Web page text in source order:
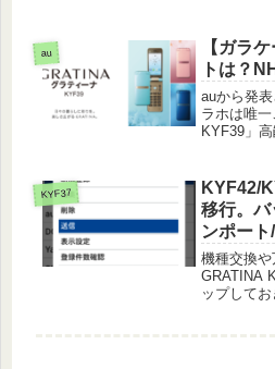
っと便利
アプリが
読む
au
【ガラ
トは？
auから発
ラホは唯
KYF39」
の時代にこ
トは？最
KYF37
KYF42/
移行。バ
ンポー
に裏技】
機種交換や
GRATINA
ップして